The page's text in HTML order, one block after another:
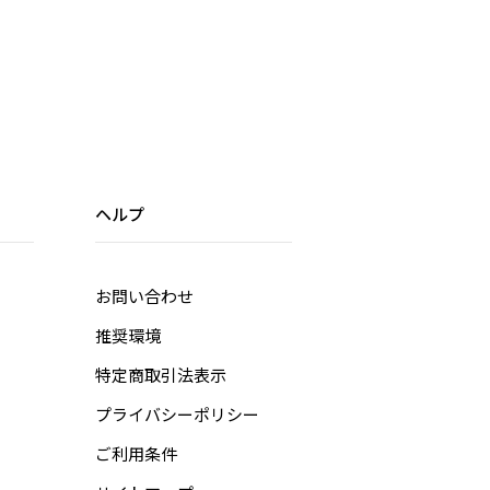
ヘルプ
お問い合わせ
推奨環境
特定商取引法表示
プライバシーポリシー
ご利用条件